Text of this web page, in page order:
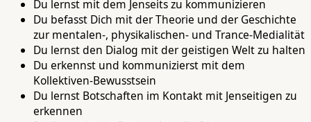
Du lernst mit dem Jenseits zu kommunizieren
Du befasst Dich mit der Theorie und der Geschichte
zur mentalen-, physikalischen- und Trance-Medialität
Du lernst den Dialog mit der geistigen Welt zu halten
Du erkennst und kommunizierst mit dem
Kollektiven-Bewusstsein
Du lernst Botschaften im Kontakt mit Jenseitigen zu
erkennen